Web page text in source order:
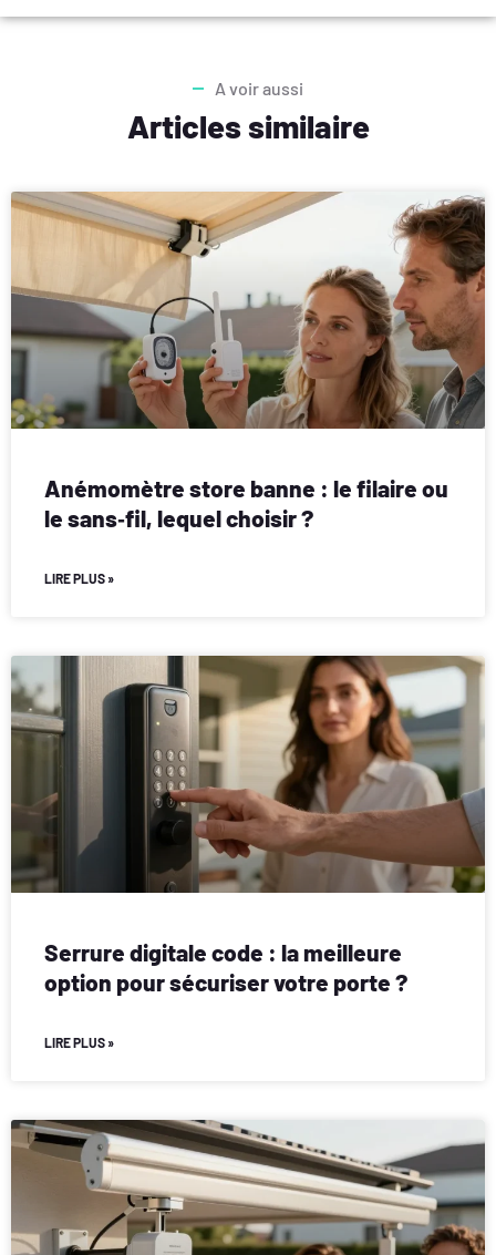
A voir aussi
Articles similaire
Anémomètre store banne : le filaire ou
le sans‑fil, lequel choisir ?
LIRE PLUS »
Serrure digitale code : la meilleure
option pour sécuriser votre porte ?
LIRE PLUS »